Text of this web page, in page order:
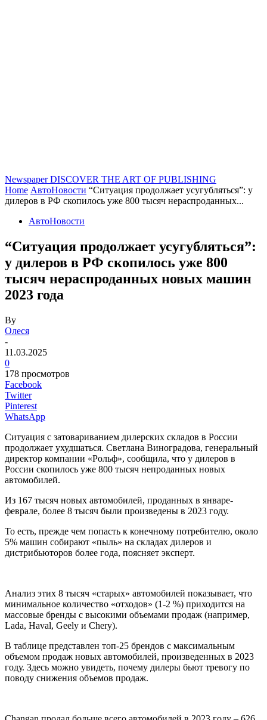
Newspaper DISCOVER THE ART OF PUBLISHING
Home АвтоНовости “Ситуация продолжает усугубляться”: у
дилеров в РФ скопилось уже 800 тысяч нераспроданных...
АвтоНовости
“Ситуация продолжает усугубляться”:
у дилеров в РФ скопилось уже 800
тысяч нераспроданных новых машин
2023 года
By
Олеся
-
11.03.2025
0
178 просмотров
Facebook
Twitter
Pinterest
WhatsApp
Ситуация с затовариванием дилерских складов в России
продолжает ухудшаться. Светлана Виноградова, генеральный
директор компании «Рольф», сообщила, что у дилеров в
России скопилось уже 800 тысяч непроданных новых
автомобилей.
Из 167 тысяч новых автомобилей, проданных в январе-
феврале, более 8 тысяч были произведены в 2023 году.
То есть, прежде чем попасть к конечному потребителю, около
5% машин собирают «пыль» на складах дилеров и
дистрибьюторов более года, поясняет эксперт.
Анализ этих 8 тысяч «старых» автомобилей показывает, что
минимальное количество «отходов» (1-2 %) приходится на
массовые бренды с высокими объемами продаж (например,
Lada, Haval, Geely и Chery).
В таблице представлен топ-25 брендов с максимальным
объемом продаж новых автомобилей, произведенных в 2023
году. Здесь можно увидеть, почему дилеры бьют тревогу по
поводу снижения объемов продаж.